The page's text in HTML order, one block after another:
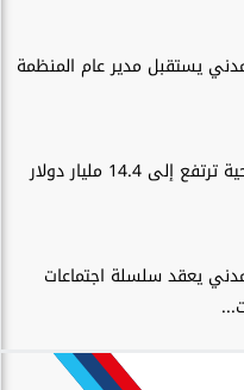
يستقبل مدير عام المنظمة
الإيرادات السياحية ترتفع إلى 14.4 مليار دولار
يعقد سلسلة اجتماعات